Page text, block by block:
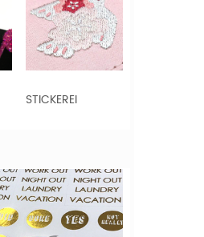
STICKEREI